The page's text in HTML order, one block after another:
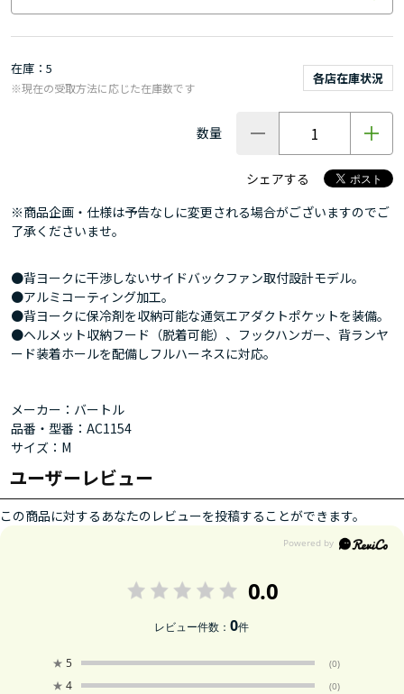
在庫 5
各店在庫状況
※現在の受取方法に応じた在庫数です
数量
シェアする
※商品企画・仕様は予告なしに変更される場合がございますのでご
了承くださいませ。
●背ヨークに干渉しないサイドバックファン取付設計モデル。
●アルミコーティング加工。
●背ヨークに保冷剤を収納可能な通気エアダクトポケットを装備。
●ヘルメット収納フード（脱着可能）、フックハンガー、背ランヤ
ード装着ホールを配備しフルハーネスに対応。
メーカー：バートル
品番・型番：AC1154
サイズ：M
ユーザーレビュー
この商品に対するあなたのレビューを投稿することができます。
0.0
レビュー件数：0件
★ 5 (0)
★ 4 (0)